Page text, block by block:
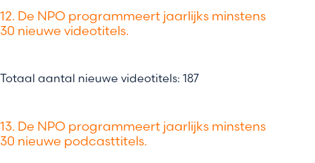
12. De NPO programmeert jaarlijks minstens
30 nieuwe videotitels.
Totaal aantal nieuwe videotitels: 187
13. De NPO programmeert jaarlijks minstens
30 nieuwe podcasttitels.